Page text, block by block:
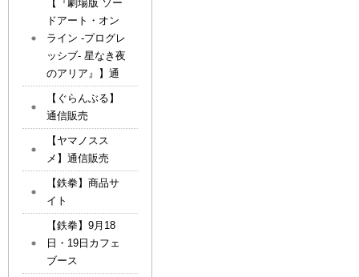
【『劇場版 ソー
ドアート・オン
ライン -プログレ
ッシブ- 星なき夜
のアリア』】通
【ぐらんぶる】
通信販売
【ヤマノスス
メ】通信販売
【鉄拳】商品サ
イト
【鉄拳】9月18
日・19日カフェ
ブース